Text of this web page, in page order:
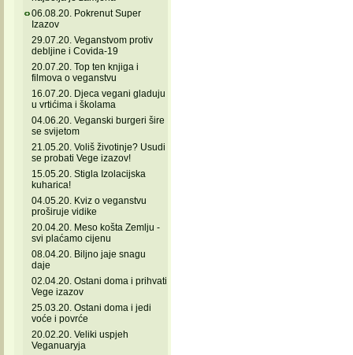
06.08.20. Pokrenut Super
Izazov
29.07.20. Veganstvom protiv
debljine i Covida-19
20.07.20. Top ten knjiga i
filmova o veganstvu
16.07.20. Djeca vegani gladuju
u vrtićima i školama
04.06.20. Veganski burgeri šire
se svijetom
21.05.20. Voliš životinje? Usudi
se probati Vege izazov!
15.05.20. Stigla Izolacijska
kuharica!
04.05.20. Kviz o veganstvu
proširuje vidike
20.04.20. Meso košta Zemlju -
svi plaćamo cijenu
08.04.20. Biljno jaje snagu
daje
02.04.20. Ostani doma i prihvati
Vege izazov
25.03.20. Ostani doma i jedi
voće i povrće
20.02.20. Veliki uspjeh
Veganuaryja